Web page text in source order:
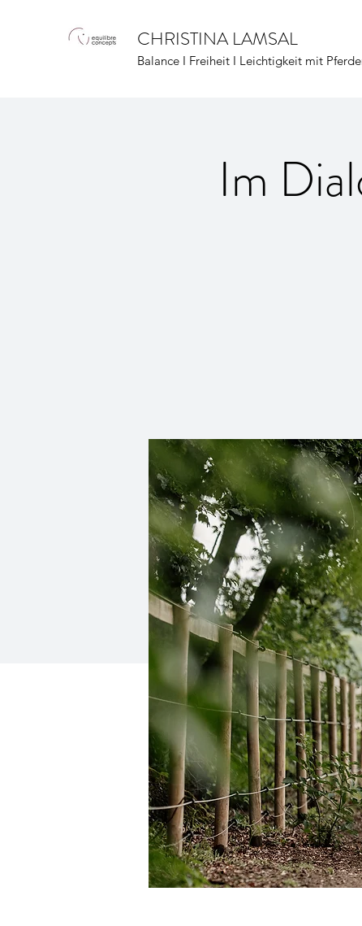
CHRISTINA LAMSAL
Balance I Freiheit I Leichtigkeit mit
Im